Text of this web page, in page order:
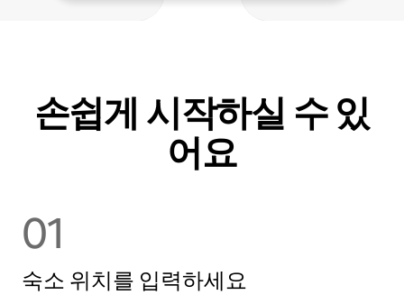
손쉽게 시작하실 수 있
어요
01
숙소 위치를 입력하세요